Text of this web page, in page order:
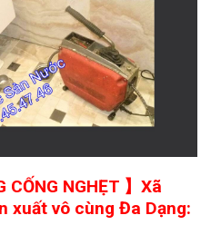
NGHẸT 】Xã
xuất vô cùng Đa Dạng: